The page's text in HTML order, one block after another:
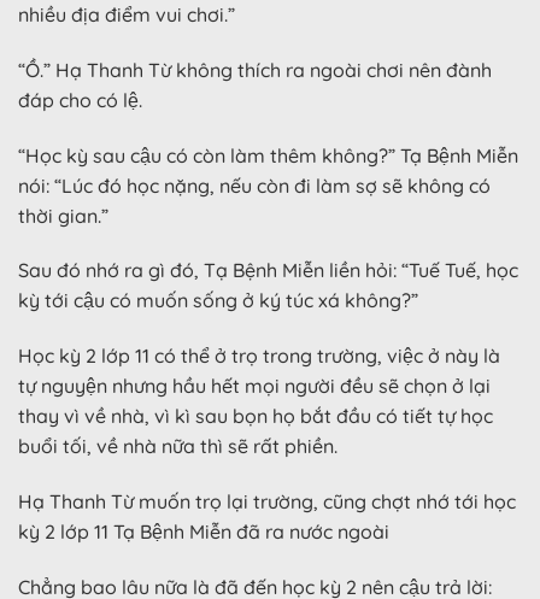
nhiều địa điểm vui chơi.”
“Ồ.” Hạ Thanh Từ không thích ra ngoài chơi nên đành
đáp cho có lệ.
“Học kỳ sau cậu có còn làm thêm không?” Tạ Bệnh Miễn
nói: “Lúc đó học nặng, nếu còn đi làm sợ sẽ không có
thời gian.”
Sau đó nhớ ra gì đó, Tạ Bệnh Miễn liền hỏi: “Tuế Tuế, học
kỳ tới cậu có muốn sống ở ký túc xá không?”
Học kỳ 2 lớp 11 có thể ở trọ trong trường, việc ở này là
tự nguyện nhưng hầu hết mọi người đều sẽ chọn ở lại
thay vì về nhà, vì kì sau bọn họ bắt đầu có tiết tự học
buổi tối, về nhà nữa thì sẽ rất phiền.
Hạ Thanh Từ muốn trọ lại trường, cũng chợt nhớ tới học
kỳ 2 lớp 11 Tạ Bệnh Miễn đã ra nước ngoài
Chẳng bao lâu nữa là đã đến học kỳ 2 nên cậu trả lời: